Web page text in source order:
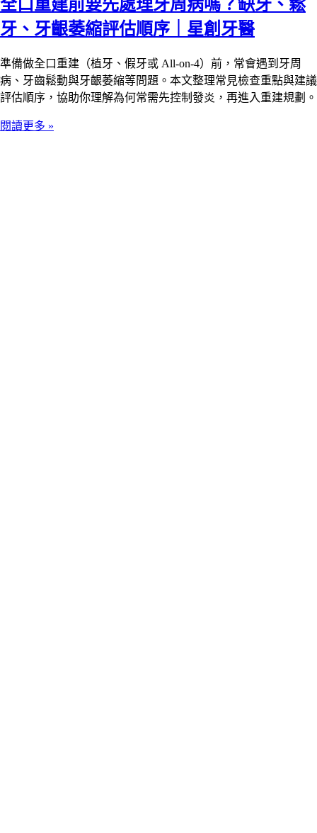
全口重建前要先處理牙周病嗎？缺牙、鬆
牙、牙齦萎縮評估順序｜星創牙醫
準備做全口重建（植牙、假牙或 All-on-4）前，常會遇到牙周
病、牙齒鬆動與牙齦萎縮等問題。本文整理常見檢查重點與建議
評估順序，協助你理解為何常需先控制發炎，再進入重建規劃。
閱讀更多 »